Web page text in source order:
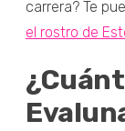
carrera? Te
el rostro de